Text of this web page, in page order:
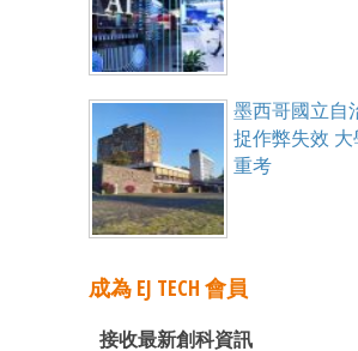
墨西哥國立自
捉作弊失效
重考
成為 EJ TECH 會員
接收最新創科資訊